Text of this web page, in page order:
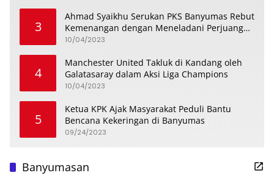
3
Ahmad Syaikhu Serukan PKS Banyumas Rebut
Kemenangan dengan Meneladani Perjuangan
Soedirman
10/04/2023
4
Manchester United Takluk di Kandang oleh
Galatasaray dalam Aksi Liga Champions
10/04/2023
5
Ketua KPK Ajak Masyarakat Peduli Bantu
Bencana Kekeringan di Banyumas
09/24/2023
Banyumasan